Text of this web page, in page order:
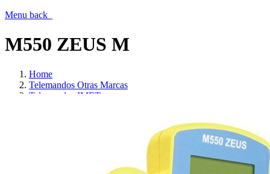
Menu back
M550 ZEUS M
Home
Telemandos Otras Marcas
Telemandos IMET